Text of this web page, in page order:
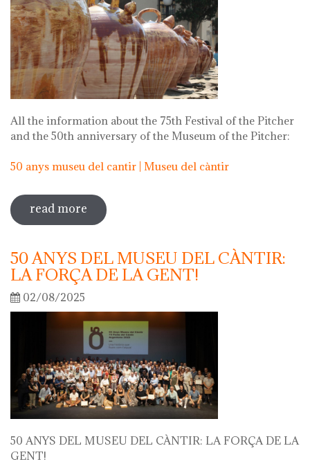
All the information about the 75th Festival of the Pitcher
and the 50th anniversary of the Museum of the Pitcher:
50 anys museu del cantir | Museu del càntir
read more sobre 75th "festa del càntir"
50 ANYS DEL MUSEU DEL CÀNTIR:
LA FORÇA DE LA GENT!
02/08/2025
50 ANYS DEL MUSEU DEL CÀNTIR: LA FORÇA DE LA
GENT!